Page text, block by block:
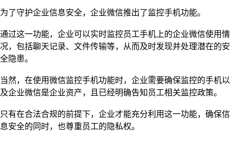
为了守护企业信息安全，企业微信推出了监控手机功能。
通过这一功能，企业可以实时监控员工手机上的企业微信使用情
况，包括聊天记录、文件传输等，从而及时发现并处理潜在的安
全隐患。
当然，在使用微信监控手机功能时，企业需要确保监控的手机以
及企业微信是企业资产，且已经明确告知员工相关监控政策。
只有在合法合规的前提下，企业才能充分利用这一功能，确保信
息安全的同时，也尊重员工的隐私权。